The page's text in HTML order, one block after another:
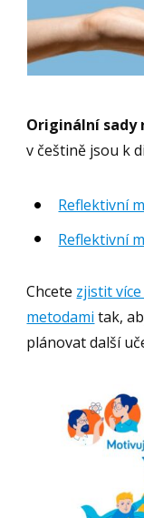
Originální
v češtině jsou k
Reflektivní
Reflektivní
Chcete zjistit
metodami tak,
plánovat další